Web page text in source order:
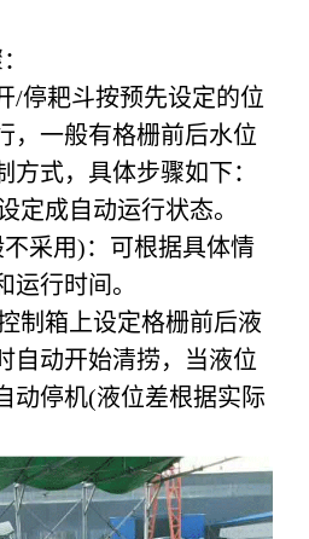
/停耙斗按预先设定的位
，一般有格栅前后水位
方式，具体步骤如下：
定成自动运行状态。
采用)：可根据具体情
运行时间。
制箱上设定格栅前后液
自动开始清捞，当液位
动停机(液位差根据实际